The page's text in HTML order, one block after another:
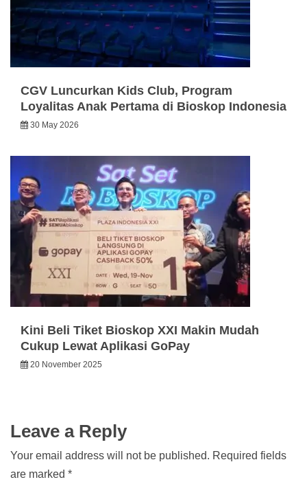
CGV Luncurkan Kids Club, Program
Loyalitas Anak Pertama di Bioskop Indonesia
30 May 2026
Kini Beli Tiket Bioskop XXI Makin Mudah
Cukup Lewat Aplikasi GoPay
20 November 2025
Leave a Reply
Your email address will not be published. Required fields
are marked *